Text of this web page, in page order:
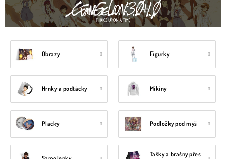
Obrazy Figurky
Hrnky a podtácky Mikiny
Placky Podložky pod myš
Tašky a brašny přes